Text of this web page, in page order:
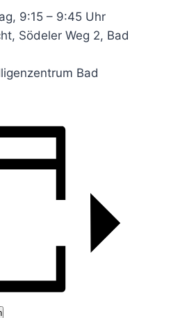
9:15 – 9:45 Uhr
Södeler Weg 2, Bad
Bad